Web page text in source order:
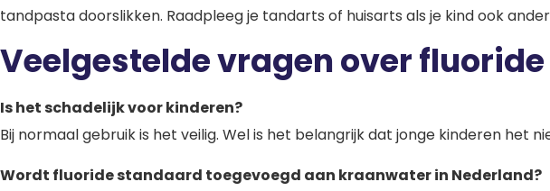
tandpasta doorslikken. Raadpleeg je tandarts of huisarts als je kind ook
Veelgestelde vragen over fluoride
Is het schadelijk voor kinderen?
Bij normaal gebruik is het veilig. Wel is het belangrijk dat jonge kinderen het
Wordt fluoride standaard toegevoegd aan kraanwater in Nederland?